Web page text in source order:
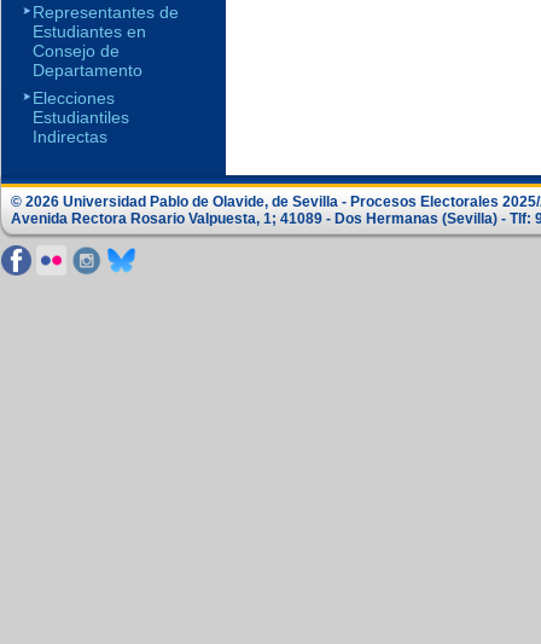
Representantes de
Estudiantes en
Consejo de
Departamento
Elecciones
Estudiantiles
Indirectas
© 2026 Universidad Pablo de Olavide, de Sevilla - Procesos Electorales
Avenida Rectora Rosario Valpuesta, 1; 41089 - Dos Hermanas (Sevilla) - Tlf: